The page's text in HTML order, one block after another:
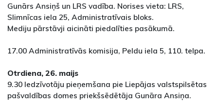
Gunārs Ansiņš un LRS vadība. Norises vieta: LRS,
Slimnīcas iela 25, Administratīvais bloks.
Mediju pārstāvji aicināti piedalīties pasākumā.
17.00 Administratīvās komisija, Peldu iela 5, 110. telpa.
Otrdiena, 26. maijs
9.30 Iedzīvotāju pieņemšana pie Liepājas valstspilsētas
pašvaldības domes priekšsēdētāja Gunāra Ansiņa.